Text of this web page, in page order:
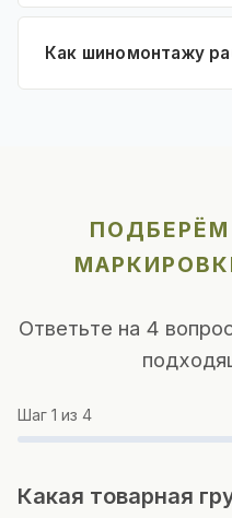
Как шиномонтажу
Ответьте на 4
Шаг 1 из 4
Какая товарная